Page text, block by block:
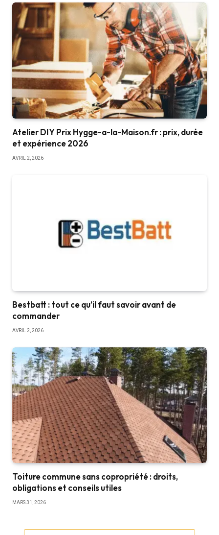
Atelier DIY Prix Hygge-a-la-Maison.fr : prix, durée
et expérience 2026
AVRIL 2, 2026
Bestbatt : tout ce qu’il faut savoir avant de
commander
AVRIL 2, 2026
Toiture commune sans copropriété : droits,
obligations et conseils utiles
MARS 31, 2026